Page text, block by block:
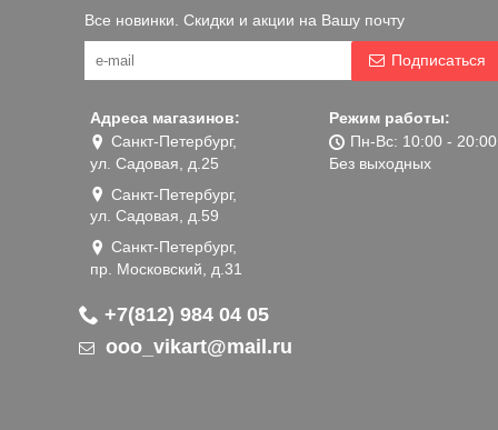
Все новинки. Скидки и акции на Вашу почту
Подписаться
Адреса магазинов:
Санкт-Петербург,
ул. Садовая, д.25
Санкт-Петербург,
ул. Садовая, д.59
Санкт-Петербург,
пр. Московский, д.31
Режим работы:
Пн-Вс: 10:00 - 20:00
Без выходных
+7(812) 984 04 05
ooo_vikart@mail.ru